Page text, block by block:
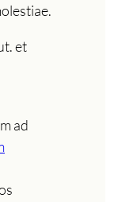
et
ad